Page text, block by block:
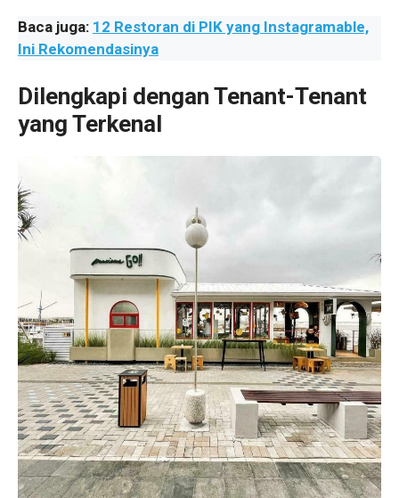
Baca juga: 12 Restoran di PIK yang Instagramable,
Ini Rekomendasinya
Dilengkapi dengan Tenant-Tenant
yang Terkenal